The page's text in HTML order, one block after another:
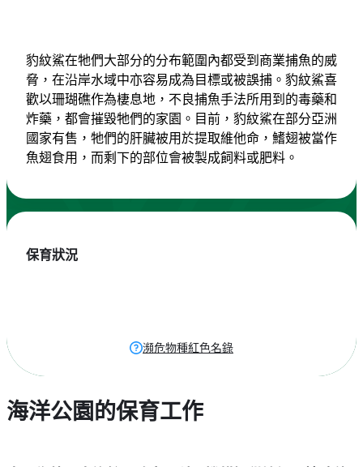
豹紋鯊在牠們大部分的分布範圍內都受到商業捕魚的威
脅，在沿岸水域中亦容易成為目標或被誤捕。豹紋鯊喜
歡以珊瑚礁作為棲息地，不良捕魚手法所用到的毒藥和
炸藥，都會摧毀牠們的家園。目前，豹紋鯊在部分亞洲
國家有售，牠們的肝臟被用於提取維他命，鰭翅被當作
魚翅食用，而剩下的部位會被製成飼料或肥料。
保育狀況
瀕危物種紅色名錄
海洋公園的保育工作